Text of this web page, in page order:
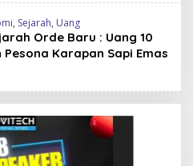
, Sejarah, Uang
Orde Baru : Uang 10
Pesona Karapan Sapi Emas